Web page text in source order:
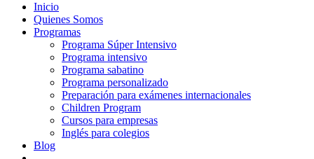
Inicio
Quienes Somos
Programas
Programa Súper Intensivo
Programa intensivo
Programa sabatino
Programa personalizado
Preparación para exámenes internacionales
Children Program
Cursos para empresas
Inglés para colegios
Blog